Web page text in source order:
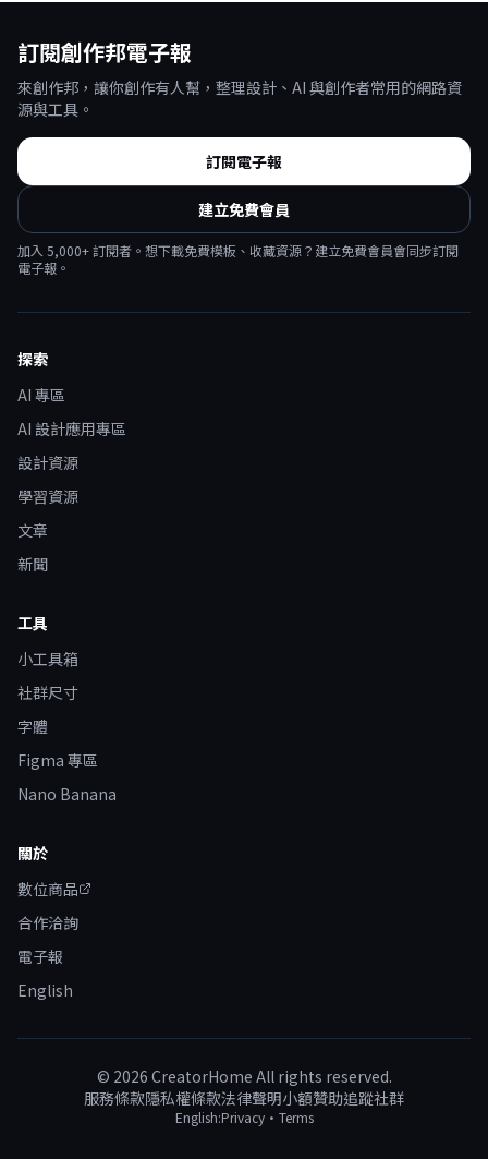
訂閱創作邦電子報
來創作邦，讓你創作有人幫，整理設計、AI 與創作者常用的網路資
源與工具。
訂閱電子報
建立免費會員
加入 5,000+ 訂閱者。想下載免費模板、收藏資源？建立免費會員會同步訂閱
電子報。
探索
AI 專區
AI 設計應用專區
設計資源
學習資源
文章
新聞
工具
小工具箱
社群尺寸
字體
Figma 專區
Nano Banana
關於
數位商品
合作洽詢
電子報
English
© 2026 CreatorHome All rights reserved.
服務條款隱私權條款法律聲明小額贊助追蹤社群
English:Privacy· Terms